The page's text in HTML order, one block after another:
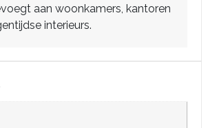
aan woonkamers, kantoren
interieurs.